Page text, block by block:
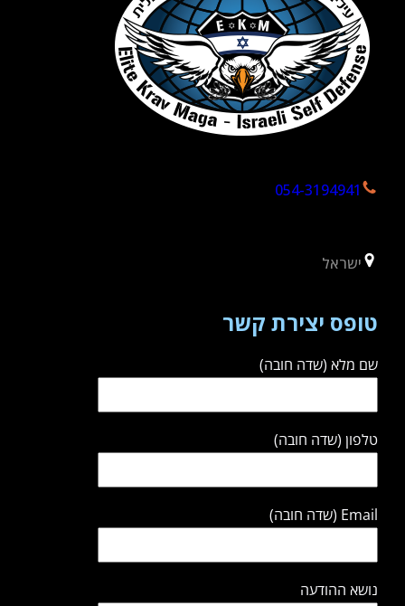
054-3194941
ישראל
טופס יצירת קשר
שם מלא (שדה חובה)
טלפון (שדה חובה)
Email (שדה חובה)
נושא ההודעה